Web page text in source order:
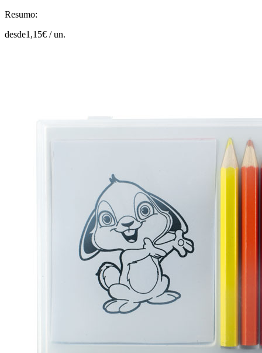
Resumo:
desde1,15€ /un.